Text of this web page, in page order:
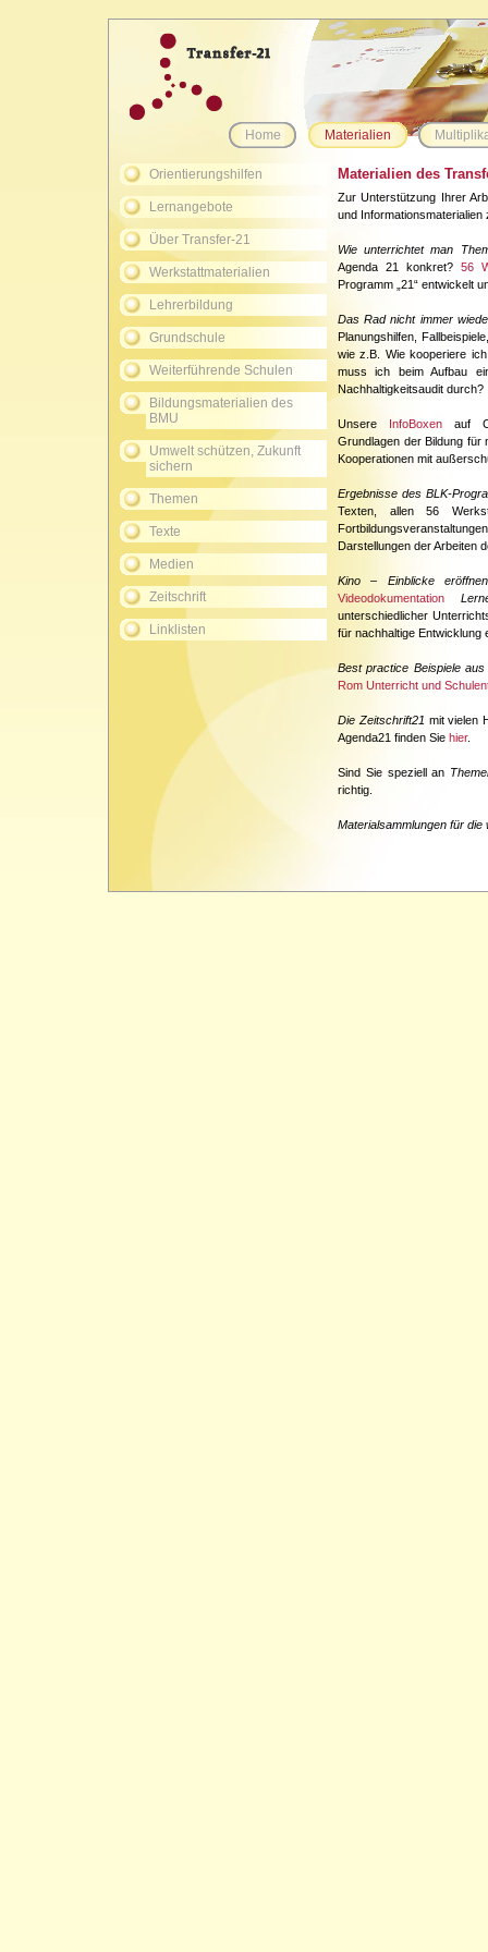
Home Materialien
Orientierungshilfen
Lernangebote
Über Transfer-21
Werkstattmaterialien
Lehrerbildung
Grundschule
Weiterführende Schulen
Bildungsmaterialien des
BMU
Umwelt schützen, Zukunft
sichern
Themen
Texte
Medien
Zeitschrift
Linklisten
Materialien des
Zur Unterstützung Ihrer
und Informationsmaterialien
Wie unterrichtet man
Agenda 21 konkret? 56
Programm „21“ entwickelt
Das Rad nicht immer
Planungshilfen,
wie z.B. Wie kooperiere
muss ich beim Aufbau
Nachhaltigkeitsaudit durch?
Unsere InfoBoxenauf
Grundlagen der Bildung für
Kooperationen mit
Ergebnisse des BLK-
Texten, allen 56
Darstellungen der Arbeiten
Kino – Einblicke
Videodokumentation
unterschiedlicher
für nachhaltige Entwicklung
Best practice Beispiele
Rom Unterricht und
Die Zeitschrift21 mit vielen
Agenda21 finden Sie hier.
Sind Sie speziell an
richtig.
Materialsammlungen für die